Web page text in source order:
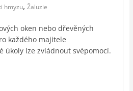
hmyzu, Žaluzie
oken nebo dřevěných
každého majitele
úkoly lze zvládnout svépomocí.